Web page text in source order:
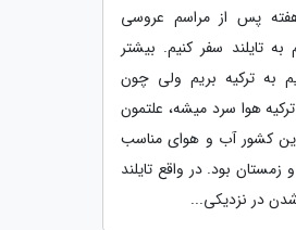
پس از مراسم عروسی
به تایلند سفر کنیم. بیشتر
به ترکیه بریم ولی چون
هوا سرد میشه، علتمون
کشور آب و هوای مناسب
زمستان بود. در واقع تایلند
در نزدیکی...